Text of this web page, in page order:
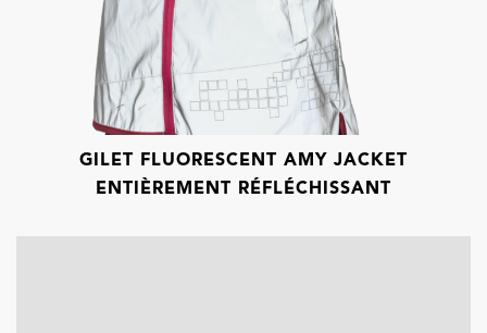
GILET FLUORESCENT AMY JACKET
ENTIÈREMENT RÉFLÉCHISSANT